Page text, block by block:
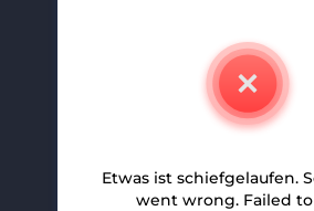
Partnerprogramm
Etwas ist schiefgelaufen.
went wrong. Failed